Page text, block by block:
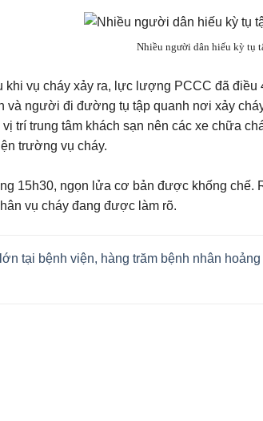
Nhiều người dân hiếu kỳ tụ
khi vụ cháy xảy ra, lực lượng PCCC đã
và người đi đường tụ tập quanh nơi xảy
vị trí trung tâm khách sạn nên các xe chữa
trường vụ cháy.
15h30, ngọn lửa cơ bản được khống chế.
vụ cháy đang được làm rõ.
tại bệnh viện, hàng trăm bệnh nhân hoảng